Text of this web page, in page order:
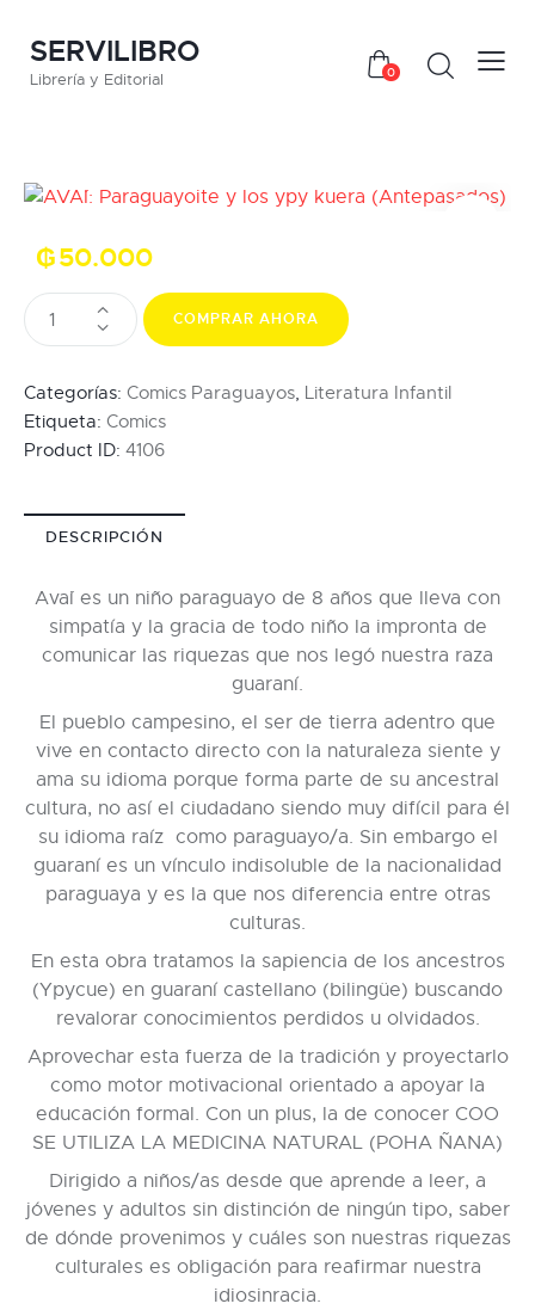
SERVILIBRO
Librería y Editorial 0
₲50.000
COMPRAR AHORA
Categorías: Comics Paraguayos, Literatura Infantil
Etiqueta: Comics
Product ID: 4106
DESCRIPCIÓN
Ava´i es un niño paraguayo de 8 años que lleva con
simpatía y la gracia de todo niño la impronta de
comunicar las riquezas que nos legó nuestra raza
guaraní.
El pueblo campesino, el ser de tierra adentro que
vive en contacto directo con la naturaleza siente y
ama su idioma porque forma parte de su ancestral
cultura, no así el ciudadano siendo muy difícil para él
su idioma raíz como paraguayo/a. Sin embargo el
guaraní es un vínculo indisoluble de la nacionalidad
paraguaya y es la que nos diferencia entre otras
culturas.
En esta obra tratamos la sapiencia de los ancestros
(Ypycue) en guaraní castellano (bilingüe) buscando
revalorar conocimientos perdidos u olvidados.
Aprovechar esta fuerza de la tradición y proyectarlo
como motor motivacional orientado a apoyar la
educación formal. Con un plus, la de conocer COO
SE UTILIZA LA MEDICINA NATURAL (POHA ÑANA)
Dirigido a niños/as desde que aprende a leer, a
jóvenes y adultos sin distinción de ningún tipo, saber
de dónde provenimos y cuáles son nuestras riquezas
culturales es obligación para reafirmar nuestra
idiosinracia.